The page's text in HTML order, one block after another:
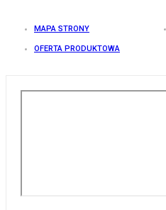
MAPA STRONY
OFERTA PRODUKTOWA